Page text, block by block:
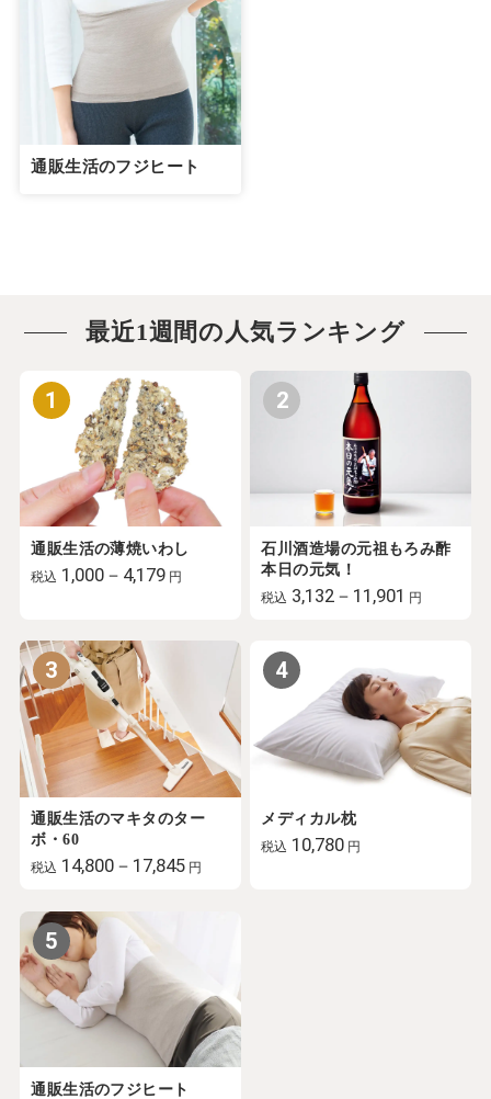
通販生活のフジヒート
最近1週間の人気ランキング
通販生活の薄焼いわし
税込 1,000－4,179 円
1
石川酒造場の元祖もろみ酢
本日の元気！
税込 3,132－11,901 円
2
通販生活のマキタのター
ボ・60
税込 14,800－17,845 円
3
メディカル枕
税込 10,780 円
4
通販生活のフジヒート
5